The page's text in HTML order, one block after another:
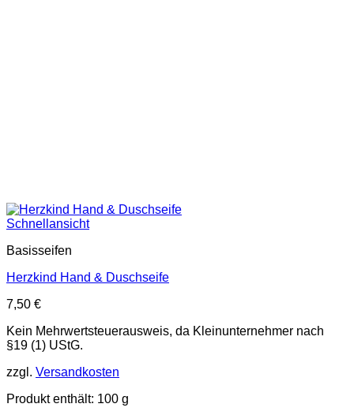
Schnellansicht
Basisseifen
Herzkind Hand & Duschseife
7,50 €
Kein Mehrwertsteuerausweis, da Kleinunternehmer nach
§19 (1) UStG.
zzgl. Versandkosten
Produkt enthält: 100 g